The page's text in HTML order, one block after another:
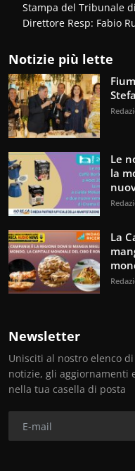
Stampa del Tribunale
Direttore Resp: Fabio
Notizie più lette
Le
la
La
Newsletter
Unisciti al nostro elenco
notizie, gli aggiornamenti
nella tua casella di posta